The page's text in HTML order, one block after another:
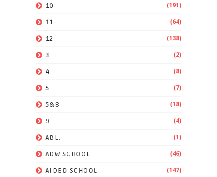
10 (191)
11 (64)
12 (138)
3 (2)
4 (8)
5 (7)
5&8 (18)
9 (4)
ABL. (1)
ADW SCHOOL (46)
AIDED SCHOOL (147)